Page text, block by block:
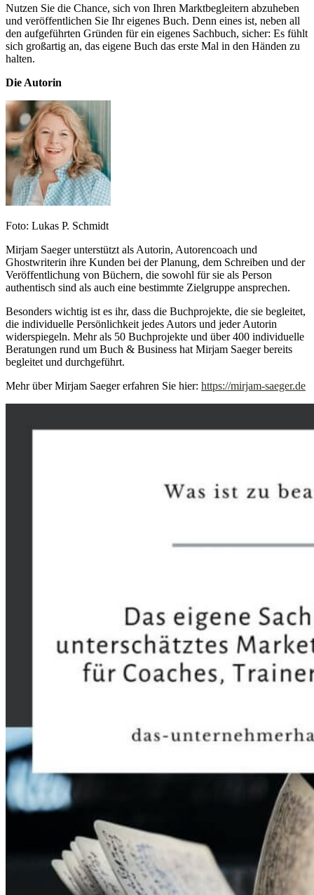
Nutzen Sie die Chance, sich von Ihren Marktbegleitern abzuheben
und veröffentlichen Sie Ihr eigenes Buch. Denn eines ist, neben all
den aufgeführten Gründen für ein eigenes Sachbuch, sicher: Es fühlt
sich großartig an, das eigene Buch das erste Mal in den Händen zu
halten.
Die Autorin
Foto: Lukas P. Schmidt
Mirjam Saeger unterstützt als Autorin, Autorencoach und
Ghostwriterin ihre Kunden bei der Planung, dem Schreiben und der
Veröffentlichung von Büchern, die sowohl für sie als Person
authentisch sind als auch eine bestimmte Zielgruppe ansprechen.
Besonders wichtig ist es ihr, dass die Buchprojekte, die sie begleitet,
die individuelle Persönlichkeit jedes Autors und jeder Autorin
widerspiegeln. Mehr als 50 Buchprojekte und über 400 individuelle
Beratungen rund um Buch & Business hat Mirjam Saeger bereits
begleitet und durchgeführt.
Mehr über Mirjam Saeger erfahren Sie hier: https://mirjam-saeger.de